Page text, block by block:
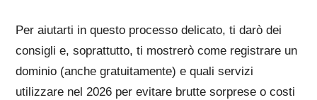
Per aiutarti in questo processo delicato, ti darò dei
consigli e, soprattutto, ti mostrerò come registrare un
dominio (anche gratuitamente) e quali servizi
utilizzare nel 2026 per evitare brutte sorprese o costi